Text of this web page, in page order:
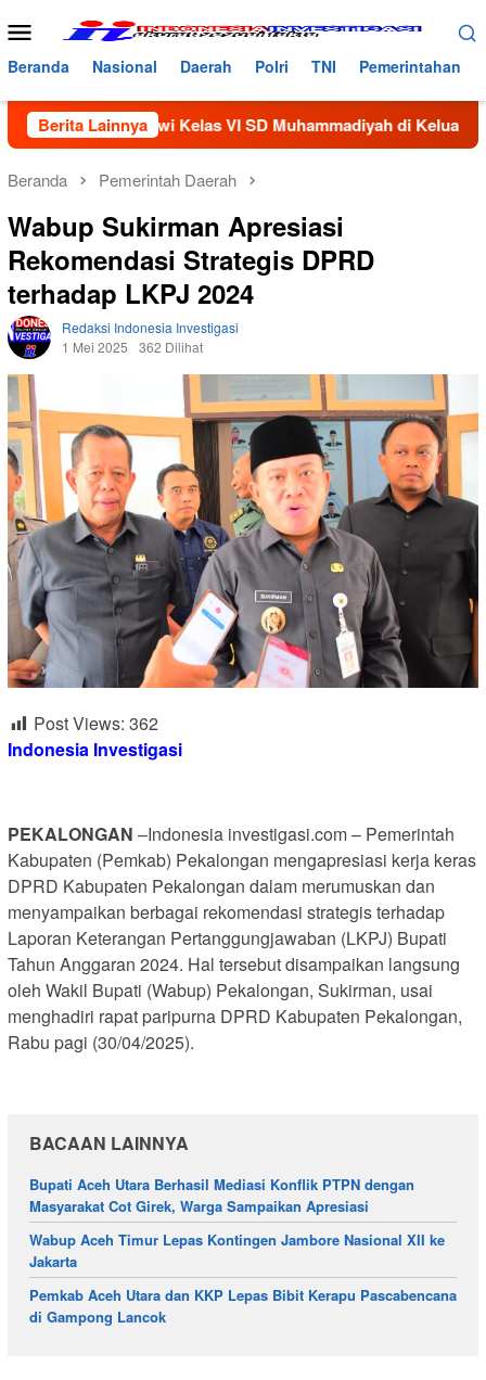
ke
konten
Menu
Mobile
Beranda Nasional Daerah Polri TNI Pemerintahan
Berita Lainnya
Siswi Kelas VI SD Muhammadiyah di Keluarkan Dari
Beranda Pemerintah Daerah
Wabup Sukirman Apresiasi
Rekomendasi Strategis DPRD
terhadap LKPJ 2024
Redaksi Indonesia Investigasi
1 Mei 2025
362 Dilihat
Post Views: 362
Indonesia Investigasi
PEKALONGAN –Indonesia investigasi.com – Pemerintah
Kabupaten (Pemkab) Pekalongan mengapresiasi kerja keras
DPRD Kabupaten Pekalongan dalam merumuskan dan
menyampaikan berbagai rekomendasi strategis terhadap
Laporan Keterangan Pertanggungjawaban (LKPJ) Bupati
Tahun Anggaran 2024. Hal tersebut disampaikan langsung
oleh Wakil Bupati (Wabup) Pekalongan, Sukirman, usai
menghadiri rapat paripurna DPRD Kabupaten Pekalongan,
Rabu pagi (30/04/2025).
BACAAN LAINNYA
Bupati Aceh Utara Berhasil Mediasi Konflik PTPN dengan
Masyarakat Cot Girek, Warga Sampaikan Apresiasi
Wabup Aceh Timur Lepas Kontingen Jambore Nasional XII ke
Jakarta
Pemkab Aceh Utara dan KKP Lepas Bibit Kerapu Pascabencana
di Gampong Lancok